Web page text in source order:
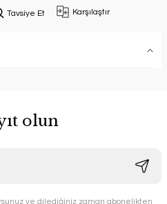
Tavsiye Et Karşılaştır
olun
ve dilediğiniz zaman abonelikten